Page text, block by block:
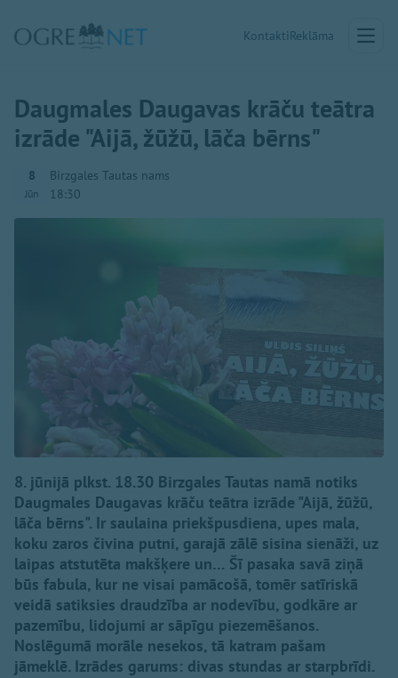
KontaktiReklāma
Daugmales Daugavas krāču teātra
izrāde "Aijā, žūžū, lāča bērns"
8
Jūn
Birzgales Tautas nams
18:30
8. jūnijā plkst. 18.30 Birzgales Tautas namā notiks
Daugmales Daugavas krāču teātra izrāde "Aijā, žūžū,
lāča bērns". Ir saulaina priekšpusdiena, upes mala,
koku zaros čivina putni, garajā zālē sisina sienāži, uz
laipas atstutēta makšķere un… Šī pasaka savā ziņā
būs fabula, kur ne visai pamācošā, tomēr satīriskā
veidā satiksies draudzība ar nodevību, godkāre ar
pazemību, lidojumi ar sāpīgu piezemēšanos.
Noslēgumā morāle nesekos, tā katram pašam
jāmeklē. Izrādes garums: divas stundas ar starpbrīdi.